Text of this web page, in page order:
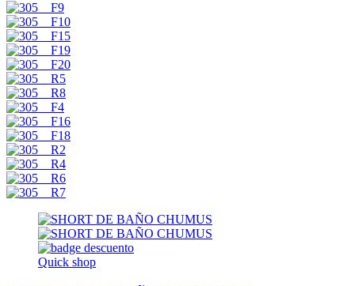
Quick shop